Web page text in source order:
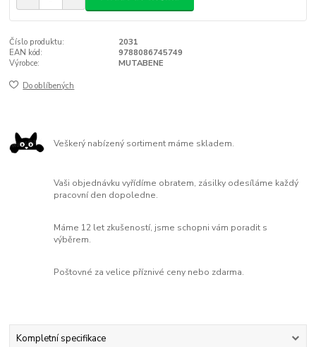
Číslo produktu:
2031
EAN kód:
9788086745749
Výrobce:
MUTABENE
Do oblíbených
Veškerý nabízený sortiment máme skladem.
Vaši objednávku vyřídíme obratem, zásilky odesíláme každý
pracovní den dopoledne.
Máme 12 let zkušeností, jsme schopni vám poradit s
výběrem.
Poštovné za velice příznivé ceny nebo zdarma.
Kompletní specifikace